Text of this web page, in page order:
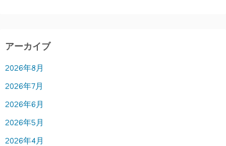
アーカイブ
2026年8月
2026年7月
2026年6月
2026年5月
2026年4月